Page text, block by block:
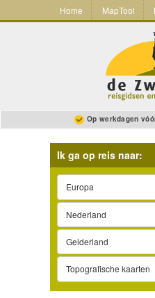
Home MapTool
Op werkdagen
Ik ga op reis naar:
Europa
Nederland
Gelderland
Topografische kaarten